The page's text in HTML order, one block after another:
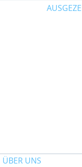
ÜBER UNS